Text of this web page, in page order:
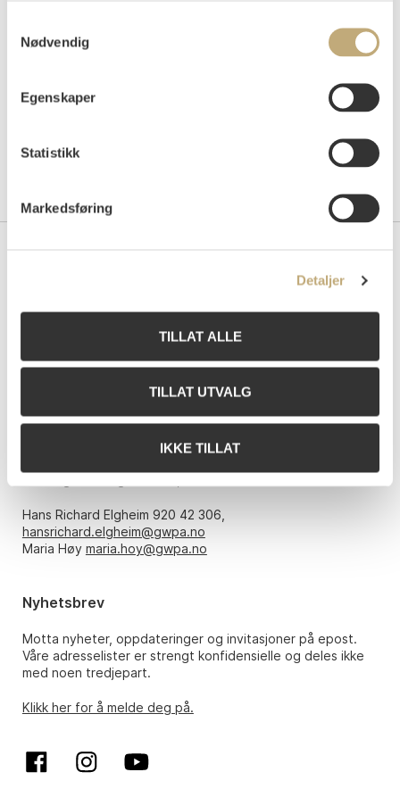
Nødvendig
Egenskaper
Statistikk
Markedsføring
Detaljer
TILLAT ALLE
TILLAT UTVALG
IKKE TILLAT
Telefon: 22 86 21 86
post@gwpa.no
Hans Richard Elgheim 920 42 306,
hansrichard.elgheim@gwpa.no
Maria Høy maria.hoy@gwpa.no
Nyhetsbrev
Motta nyheter, oppdateringer og invitasjoner på epost.
Våre adresselister er strengt konfidensielle og deles ikke
med noen tredjepart.
Klikk her for å melde deg på.